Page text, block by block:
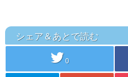
シェア＆あとで読む
twitter 0